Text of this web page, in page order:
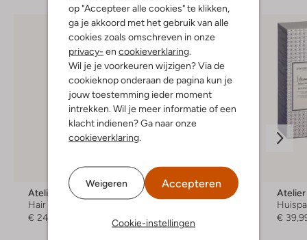
op "Accepteer alle cookies" te klikken,
ga je akkoord met het gebruik van alle
cookies zoals omschreven in onze
privacy- en cookieverklaring.
Wil je je voorkeuren wijzigen? Via de
cookieknop onderaan de pagina kun je
jouw toestemming ieder moment
intrekken. Wil je meer informatie of een
klacht indienen? Ga naar onze
cookieverklaring.
Weigeren Accepteren
Cookie-instellingen
Atelier Rebul
Hair & body mist
€ 24,99
Atelier Rebul
€ 24,99
Atelier
€